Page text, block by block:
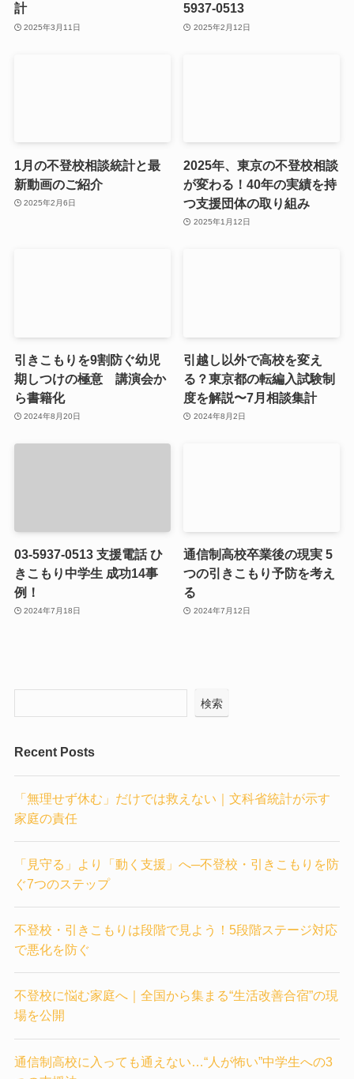
計
2025年3月11日
5937-0513
2025年2月12日
1月の不登校相談統計と最
新動画のご紹介
2025年2月6日
2025年、東京の不登校相談
が変わる！40年の実績を持
つ支援団体の取り組み
2025年1月12日
引きこもりを9割防ぐ幼児
期しつけの極意 講演会か
ら書籍化
2024年8月20日
引越し以外で高校を変え
る？東京都の転編入試験制
度を解説〜7月相談集計
2024年8月2日
03-5937-0513 支援電話 ひ
きこもり中学生 成功14事
例！
2024年7月18日
通信制高校卒業後の現実 5
つの引きこもり予防を考え
る
2024年7月12日
検索
Recent Posts
「無理せず休む」だけでは救えない｜文科省統計が示す
家庭の責任
「見守る」より「動く支援」へ─不登校・引きこもりを防
ぐ7つのステップ
不登校・引きこもりは段階で見よう！5段階ステージ対応
で悪化を防ぐ
不登校に悩む家庭へ｜全国から集まる“生活改善合宿”の現
場を公開
通信制高校に入っても通えない…“人が怖い”中学生への3